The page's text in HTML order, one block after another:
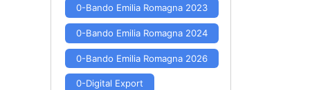
0-Bando Emilia Romagna 2023
0-Bando Emilia Romagna 2024
0-Bando Emilia Romagna 2026
0-Digital Export